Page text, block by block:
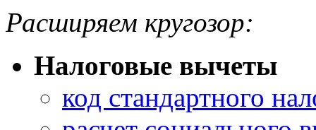
Расширяем кругозор:
Налоговые вычеты
код стандартного